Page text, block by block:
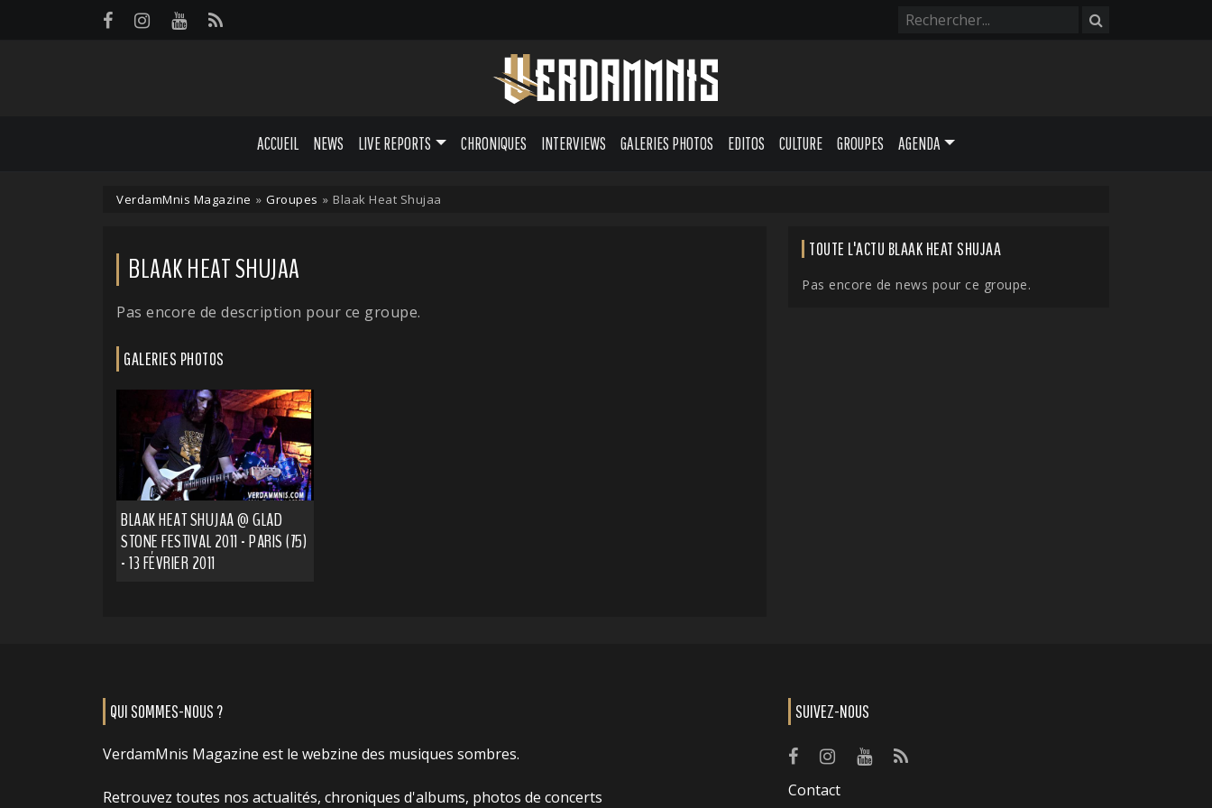
ACCUEIL NEWS LIVE REPORTS CHRONIQUES INTERVIEWS GALERIES PHOTOS EDITOS CULTURE GROUPES AGENDA
VerdamMnis Magazine » Groupes » Blaak Heat Shujaa
BLAAK HEAT SHUJAA
Pas encore de description pour ce groupe.
GALERIES PHOTOS
BLAAK HEAT SHUJAA @ GLAD
STONE FESTIVAL 2011 - PARIS (75)
- 13 FÉVRIER 2011
TOUTE L'ACTU BLAAK HEAT SHUJAA
Pas encore de news pour ce groupe.
QUI SOMMES-NOUS ?
VerdamMnis Magazine est le webzine des musiques sombres.
Retrouvez toutes nos actualités, chroniques d'albums, photos de concerts
SUIVEZ-NOUS
Contact
Panneau de gestion des cookies